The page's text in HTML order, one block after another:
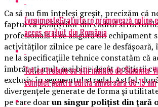
Ca să nu fim înțeleși greșit, precizăm că
faptul că polițiștilor din cadrul
profesională li se asigură un echipament
activităților zilnice pe care le
ne la specificațiile tehnice constatăm că
îmbrăcați mult mai bine decât polițiștii ce
exclusiv în segmentul stradal. Astfel,
divergențele generate de forma și
pe care doarun singur polițist din țară
EvenimenteGratuite.ro promovează online
acces gratuit din România
Tot ce trebuie sa stii inainte de Summer
complet pentru editia aniversara de 15 ani